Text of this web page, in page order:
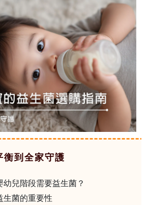
衡到全家守護
幼兒階段需要益生菌？
生菌的重要性